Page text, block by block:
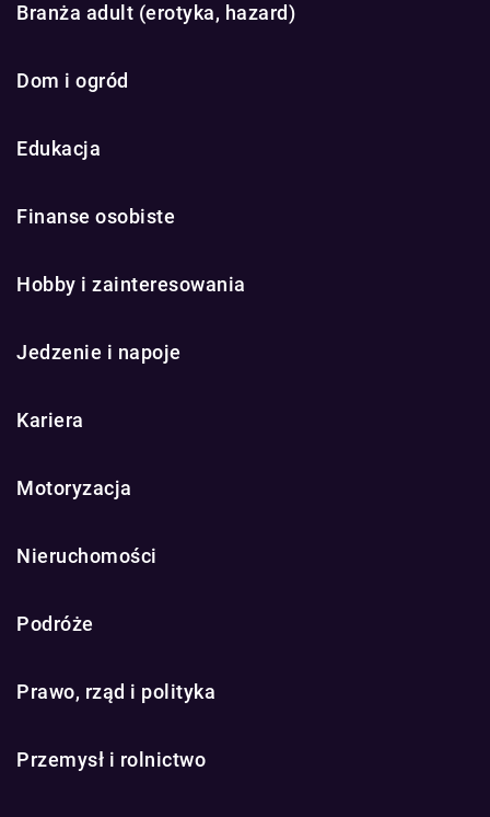
Branża adult (erotyka, hazard)
Dom i ogród
Edukacja
Finanse osobiste
Hobby i zainteresowania
Jedzenie i napoje
Kariera
Motoryzacja
Nieruchomości
Podróże
Prawo, rząd i polityka
Przemysł i rolnictwo